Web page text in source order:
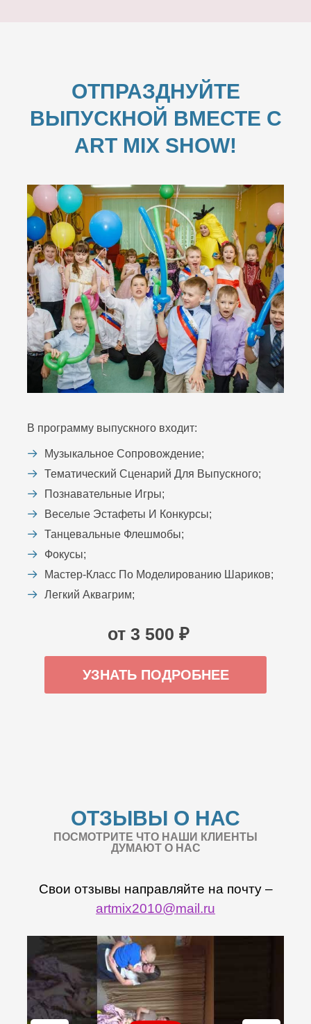
ОТПРАЗДНУЙТЕ
ВЫПУСКНОЙ ВМЕСТЕ С
ART MIX SHOW!
В программу выпускного входит:
Музыкальное Сопровождение;
Тематический Сценарий Для Выпускного;
Познавательные Игры;
Веселые Эстафеты И Конкурсы;
Танцевальные Флешмобы;
Фокусы;
Мастер-Класс По Моделированию Шариков;
Легкий Аквагрим;
от 3 500 ₽
УЗНАТЬ ПОДРОБНЕЕ
ОТЗЫВЫ О НАС
ПОСМОТРИТЕ ЧТО НАШИ КЛИЕНТЫ
ДУМАЮТ О НАС
Свои отзывы направляйте на почту –
artmix2010@mail.ru